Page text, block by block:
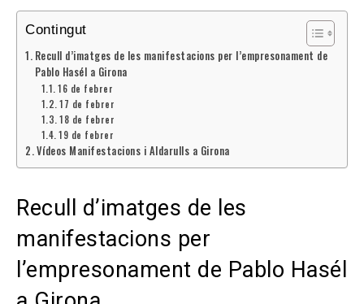
Contingut
Recull d’imatges de les manifestacions per l’empresonament de
Pablo Hasél a Girona
16 de febrer
17 de febrer
18 de febrer
19 de febrer
Vídeos Manifestacions i Aldarulls a Girona
Recull d’imatges de les
manifestacions per
l’empresonament de Pablo Hasél